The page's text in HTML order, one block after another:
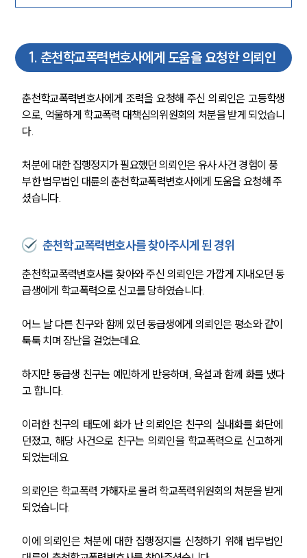
1. 춘천학교폭력변호사에게 도움을 요청한 의뢰인
춘천학교폭력변호사에게 조력을 요청해 주신 의뢰인은 고등학생
으로, 억울하게 학교폭력 대책심의위원회의 처분을 받게 되었습니
다.
처분에 대한 집행정지가 필요했던 의뢰인은 유사 사건 경험이 풍
부한 법무법인 대륜의 춘천학교폭력변호사에게 도움을 요청해 주
셨습니다.
춘천학교폭력변호사를 찾아주시게 된 경위
춘천학교폭력변호사를 찾아와 주신 의뢰인은 가깝게 지내오던 동
급생에게 학교폭력으로 신고를 당하였습니다.
어느 날 다른 친구와 함께 있던 동급생에게 의뢰인은 평소와 같이
툭툭 치며 장난을 걸었는데요.
하지만 동급생 친구는 예민하게 반응하며, 욕설과 함께 화를 냈다
고 합니다.
이러한 친구의 태도에 화가 난 의뢰인은 친구의 실내화를 화단에
던졌고, 해당 사건으로 친구는 의뢰인을 학교폭력으로 신고하게
되었는데요.
의뢰인은 학교폭력 가해자로 몰려 학교폭력위원회의 처분을 받게
되었습니다.
이에 의뢰인은 처분에 대한 집행정지를 신청하기 위해 법무법인